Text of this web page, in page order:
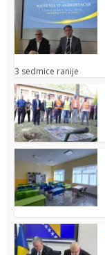
3 sedmice ranije